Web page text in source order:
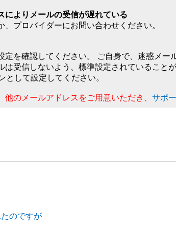
によりメールの受信が遅れている
プロバイダーにお問い合わせください。
定を確認してください。 ご自身で、迷惑メー
は受信しないよう、標準設定されていること
して設定してください。
のメールアドレスをご用意いただき、 サポ
のですが